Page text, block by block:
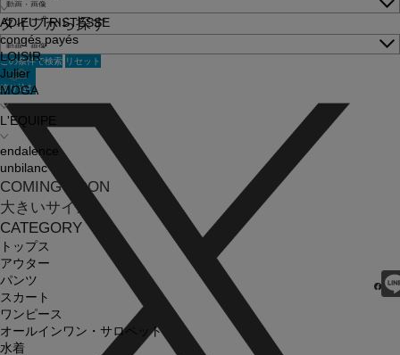
ADIEU TRISTESSE
congés payés
LOISIR
Julier
MOGA
L'EQUIPE
endalence
unbilanc
COMING SOON
大きいサイズ
CATEGORY
トップス
アウター
パンツ
スカート
ワンピース
オールインワン・サロペット
水着
タイプから探す
この条件で検索 リセット
絞り込む